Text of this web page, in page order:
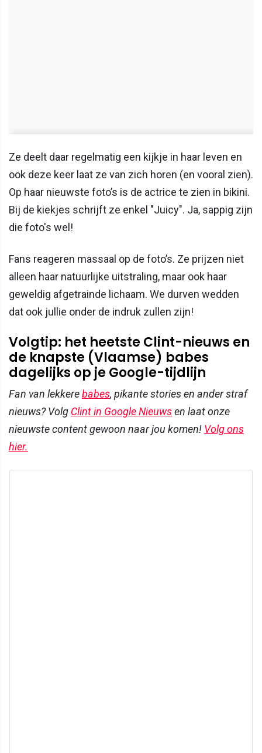
Ze deelt daar regelmatig een kijkje in haar leven en
ook deze keer laat ze van zich horen (en vooral zien).
Op haar nieuwste foto’s is de actrice te zien in bikini.
Bij de kiekjes schrijft ze enkel "Juicy". Ja, sappig zijn
die foto's wel!
Fans reageren massaal op de foto’s. Ze prijzen niet
alleen haar natuurlijke uitstraling, maar ook haar
geweldig afgetrainde lichaam. We durven wedden
dat ook jullie onder de indruk zullen zijn!
Volgtip: het heetste Clint-nieuws en
de knapste (Vlaamse) babes
dagelijks op je Google-tijdlijn
Fan van lekkerebabes, pikante stories en ander straf
nieuws? Volg Clint in Google Nieuwsen laat onze
nieuwste content gewoon naar jou komen! Volg ons
hier.